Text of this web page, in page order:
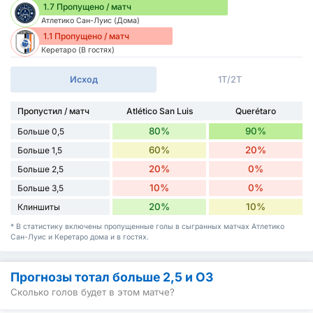
1.7 Пропущено / матч
Атлетико Сан-Луис (Дома)
1.1 Пропущено / матч
Керетаро (В гостях)
Исход 1Т/2Т
Пропустил / матч Atlético San Luis
Querétaro
Больше 0,5
80% 90%
Больше 1,5 60% 20%
Больше 2,5 20% 0%
Больше 3,5 10% 0%
Клиншиты 20% 10%
* В статистику включены пропущенные голы в сыгранных матчах Атлетико
Сан-Луис и Керетаро дома и в гостях.
Прогнозы тотал больше 2,5 и ОЗ
Сколько голов будет в этом матче?